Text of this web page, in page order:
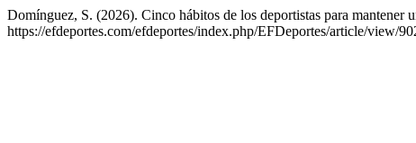
Domínguez, S. (2026). Cinco hábitos de los deportistas para mantener
https://efdeportes.com/efdeportes/index.php/EFDeportes/article/view/